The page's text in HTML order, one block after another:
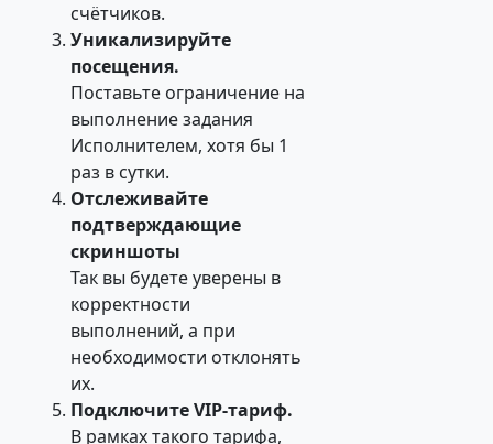
счётчиков.
Уникализируйте
посещения.
Поставьте ограничение на
выполнение задания
Исполнителем, хотя бы 1
раз в сутки.
Отслеживайте
подтверждающие
скриншоты
Так вы будете уверены в
корректности
выполнений, а при
необходимости отклонять
их.
Подключите VIP-тариф.
В рамках такого тарифа,